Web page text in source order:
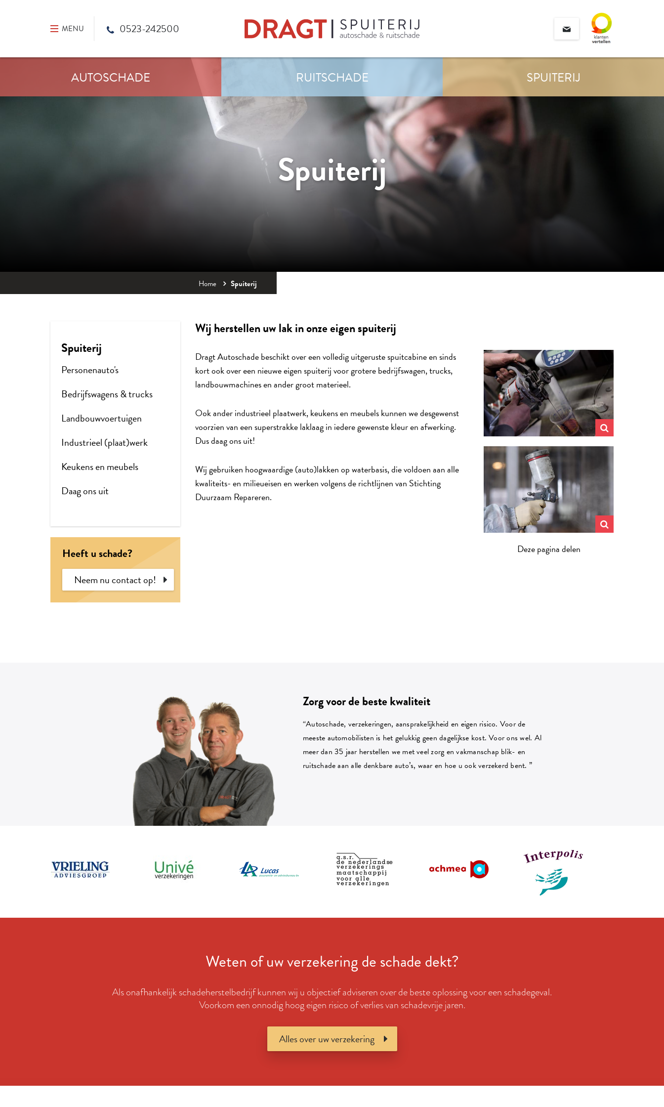
MENU 0523-242500
AUTOSCHADE RUITSCHADE SPUITERIJ
Spuiterij
Home Spuiterij
Spuiterij
Personenauto's
Bedrijfswagens & trucks
Landbouwvoertuigen
Industrieel (plaat)werk
Keukens en meubels
Daag ons uit
Heeft u schade?
Neem nu contact op!
Wij herstellen uw lak in onze eigen spuiterij
Dragt Autoschade beschikt over een volledig uitgeruste spuitcabine en sinds
kort ook over een nieuwe eigen spuiterij voor grotere bedrijfswagen, trucks,
landbouwmachines en ander groot materieel.
Ook ander industrieel plaatwerk, keukens en meubels kunnen we desgewenst
voorzien van een superstrakke laklaag in iedere gewenste kleur en afwerking.
Dus daag ons uit!
Wij gebruiken hoogwaardige (auto)lakken op waterbasis, die voldoen aan alle
kwaliteits- en milieueisen en werken volgens de richtlijnen van Stichting
Duurzaam Repareren.
Deze pagina delen
Zorg voor de beste kwaliteit
“Autoschade, verzekeringen, aansprakelijkheid en eigen risico. Voor de
meeste automobilisten is het gelukkig geen dagelijkse kost. Voor ons wel. Al
meer dan 35 jaar herstellen we met veel zorg en vakmanschap blik- en
ruitschade aan alle denkbare auto’s, waar en hoe u ook verzekerd bent. ”
Weten of uw verzekering de schade dekt?
Als onafhankelijk schadeherstelbedrijf kunnen wij u objectief adviseren over de beste oplossing voor een schadegeval.
Voorkom een onnodig hoog eigen risico of verlies van schadevrije jaren.
Alles over uw verzekering